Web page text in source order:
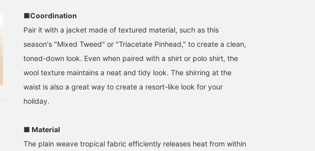
construction, making it
lightweight and
comfortable to wear, with
a beautifully shaped
collar and a snug fit
around the neck. There
are no shoulder pads,
while creating a three-
dimensional shoulder
sleeves contributes to a
fit and a high-quality
■Coordination
Pair it with a jacket made of textured material, such as this
season's "Mixed Tweed" or "Triacetate Pinhead," to create a clean,
toned-down look. Even when paired with a shirt or polo shirt, the
wool texture maintains a neat and tidy look. The shirring at the
waist is also a great way to create a resort-like look for your
holiday.
■ Material
The plain weave tropical fabric efficiently releases heat from within